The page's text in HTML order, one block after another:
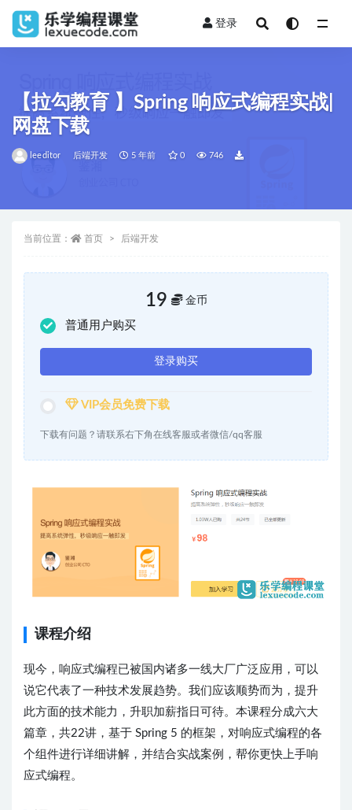
登录
【拉勾教育 】Spring 响应式编程实战|
网盘下载
leeditor 后端开发 5 年前 0 746
当前位置： 首页 后端开发
19 金币
普通用户购买
登录购买
VIP会员免费下载
下载有问题？请联系右下角在线客服或者微信/qq客服
课程介绍
现今，响应式编程已被国内诸多一线大厂广泛应用，可以
说它代表了一种技术发展趋势。我们应该顺势而为，提升
此方面的技术能力，升职加薪指日可待。本课程分成六大
篇章，共22讲，基于 Spring 5 的框架，对响应式编程的各
个组件进行详细讲解，并结合实战案例，帮你更快上手响
应式编程。